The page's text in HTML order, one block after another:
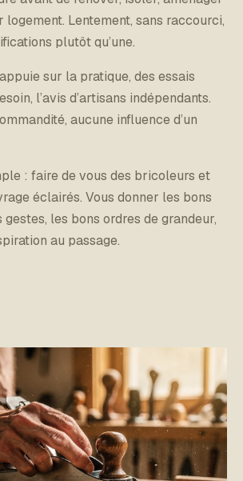
Lentement, sans raccourci,
plutôt qu’une.
sur la pratique, des essais
l’avis d’artisans indépendants.
aucune influence d’un
: faire de vous des bricoleurs et
éclairés. Vous donner les bons
gestes, les bons ordres de grandeur,
au passage.